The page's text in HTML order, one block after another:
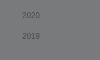
2020
2019